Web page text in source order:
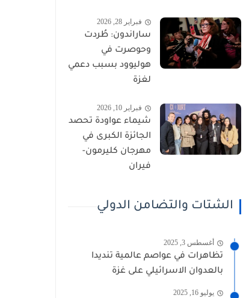
فبراير 28, 2026
ساراندون: طُردت
وحوصرت في
هوليوود بسبب دعمي
لغزة
فبراير 10, 2026
شيماء عواودة تحصد
الجائزة الكبرى في
مهرجان كليرمون-
فيران
الشتات والتضامن الدولي
أغسطس 3, 2025
تظاهرات في عواصم عالمية تنديدا
بالعدوان الاسرائيلي على غزة
يوليو 16, 2025